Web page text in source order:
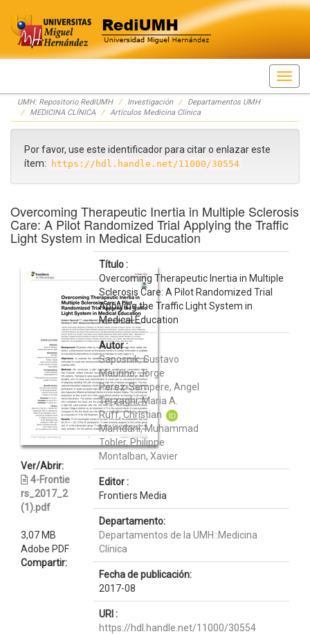
Skip
navigation
UMH: Repositorio RediUMH Investigación
Departamentos UMH
MEDICINA CLÍNICA
Artículos Medicina Clínica
Por favor, use este identificador para citar o enlazar este
ítem:
https://hdl.handle.net/11000/30554
Overcoming Therapeutic Inertia in Multiple Sclerosis
Care: A Pilot Randomized Trial Applying the Traffic
Light System in Medical Education
Ver/Abrir:
4-Frontie
rs_2017_2
(1).pdf
3,07 MB
Adobe PDF
Compartir:
Título :
Overcoming Therapeutic Inertia in Multiple
Sclerosis Care: A Pilot Randomized Trial
Applying the Traffic Light System in
Medical Education
Autor :
Saposnik, Gustavo
Maurino, Jorge
Perez-Sempere, Angel
Terzaghi, Maria A.
Ruff, Christian
Mamdani, Muhammad
Tobler, Philippe
Montalban, Xavier
Editor :
Frontiers Media
Departamento:
Departamentos de la UMH::Medicina
Clínica
Fecha de publicación:
2017-08
URI :
https://hdl.handle.net/11000/30554